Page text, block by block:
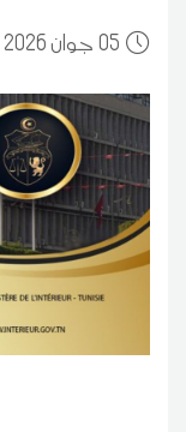
0522:36 2026 جوان